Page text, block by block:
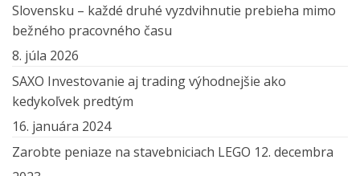
Slovensku – každé druhé vyzdvihnutie prebieha mimo
bežného pracovného času
8. júla 2026
SAXO Investovanie aj trading výhodnejšie ako
kedykoľvek predtým
16. januára 2024
Zarobte peniaze na stavebniciach LEGO 12. decembra